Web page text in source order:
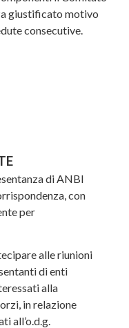
giustificato motivo
consecutive.
di ANBI
con
per
alle riunioni
di enti
alla
in relazione
all’o.d.g.